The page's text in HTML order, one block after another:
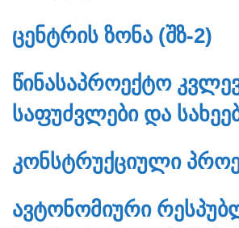
ᲪᲔᲜᲢᲠᲘᲡ ᲖᲝᲜᲐ (ᲨᲖ-2)
ᲬᲘᲜᲐᲡᲐᲞᲠᲝᲔᲥᲢᲝ
ᲡᲐᲤᲣᲫᲕᲚᲔᲑᲘ ᲓᲐ
ᲙᲝᲜᲡᲢᲠᲣᲥᲪᲘᲣᲚᲘ
ᲐᲕᲢᲝᲜᲝᲛᲘᲣᲠᲘ